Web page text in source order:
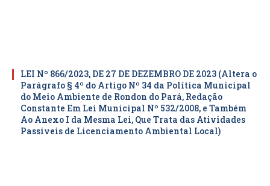
LEI Nº 866/2023, DE 27 DE DEZEMBRO DE 2023 (Altera o
Parágrafo § 4º do Artigo Nº 34 da Política Municipal
do Meio Ambiente de Rondon do Pará, Redação
Constante Em Lei Municipal Nº 532/2008, e Também
Ao Anexo I da Mesma Lei, Que Trata das Atividades
Passiveis de Licenciamento Ambiental Local)